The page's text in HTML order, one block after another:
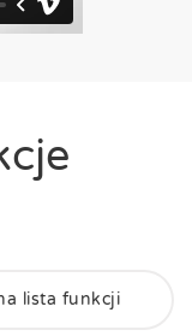
lista funkcji